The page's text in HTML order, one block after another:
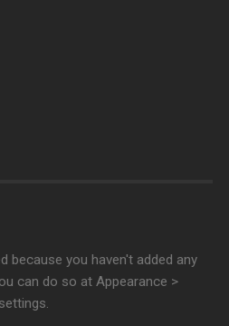
because you haven't added any
can do so at Appearance >